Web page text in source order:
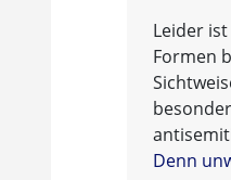
Leider
Formen
Denn